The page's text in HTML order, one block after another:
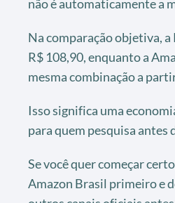
não é automaticamente a
Na comparação objetiva, a
R$ 108,90, enquanto a
mesma combinação a
Isso significa uma
para quem pesquisa antes
Se você quer começar
Amazon Brasil primeiro e